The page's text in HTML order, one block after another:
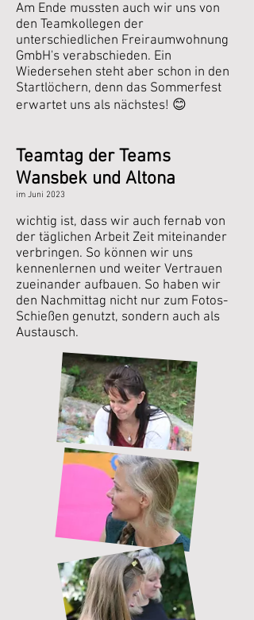
Am Ende mussten auch wir uns von
den Teamkollegen der
unterschiedlichen Freiraumwohnung
GmbH's verabschieden. Ein
Wiedersehen steht aber schon in den
Startlöchern, denn das Sommerfest
erwartet uns als nächstes! 😊
Teamtag der Teams
Wansbek und Altona
im Juni 2023
wichtig ist, dass wir auch fernab von
der täglichen Arbeit Zeit miteinander
verbringen. So können wir uns
kennenlernen und weiter Vertrauen
zueinander aufbauen. So haben wir
den Nachmittag nicht nur zum Fotos-
Schießen genutzt, sondern auch als
Austausch.